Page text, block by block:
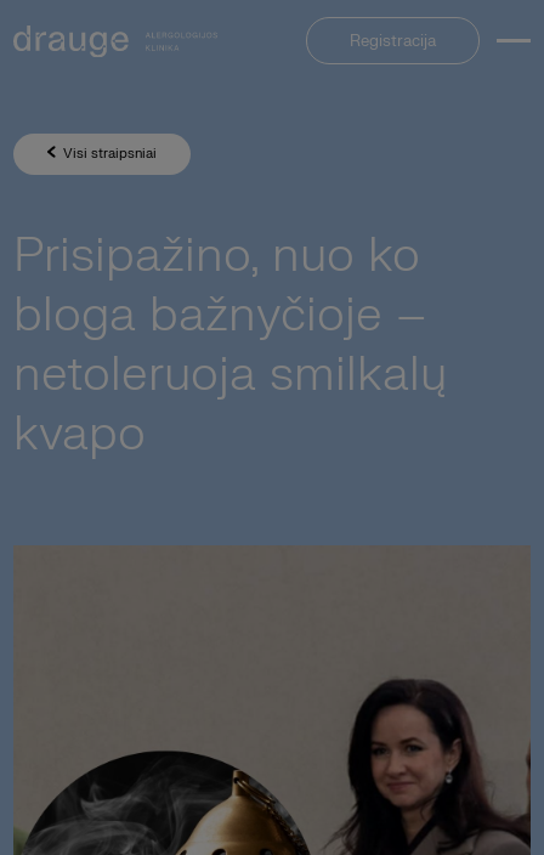
Registracija
Visi straipsniai
Prisipažino, nuo ko
bloga bažnyčioje –
netoleruoja smilkalų
kvapo